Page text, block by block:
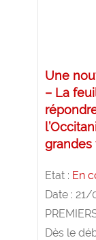
Une
– La
grandes
Etat : En
Date :
Dès le